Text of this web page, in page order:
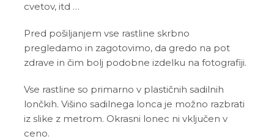
cvetov, itd …
Pred pošiljanjem vse rastline skrbno
pregledamo in zagotovimo, da gredo na pot
zdrave in čim bolj podobne izdelku na fotografiji.
Vse rastline so primarno v plastičnih sadilnih
lončkih. Višino sadilnega lonca je možno razbrati
iz slike z metrom. Okrasni lonec ni vključen v
ceno.